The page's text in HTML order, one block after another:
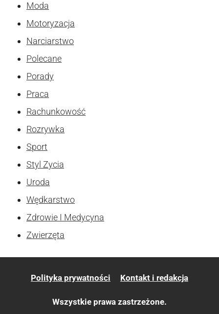
Moda
Motoryzacja
Narciarstwo
Polecane
Porady
Praca
Rachunkowość
Rozrywka
Sport
Styl Zycia
Uroda
Wędkarstwo
Zdrowie I Medycyna
Zwierzęta
Polityka prywatności Kontakt i redakcja
Wszystkie prawa zastrzeżone.